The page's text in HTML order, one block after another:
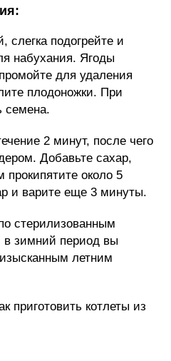
слегка подогрейте и
набухания. Ягоды
для удаления
плодоножки. При
семена.
2 минут, после чего
Добавьте сахар,
прокипятите около 5
и варите еще 3 минуты.
стерилизованным
в зимний период вы
летним
приготовить котлеты из